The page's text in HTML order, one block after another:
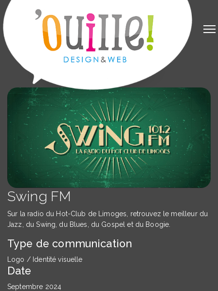
Swing FM
Sur la radio du Hot-Club de Limoges, retrouvez le meilleur du
Jazz, du Swing, du Blues, du Gospel et du Boogie.
Type de communication
Logo / Identité visuelle
Date
Septembre 2024